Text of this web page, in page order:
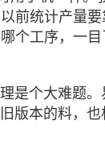
前统计产量
个工序，一目
是个大难题。
版本的料，